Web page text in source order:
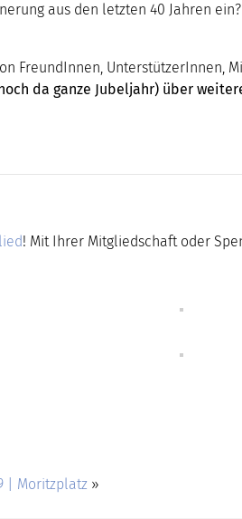
aus den letzten 40 Jahren
FreundInnen, UnterstützerInnen,
da ganze Jubeljahr) über
! Mit Ihrer Mitgliedschaft oder
| Moritzplatz »